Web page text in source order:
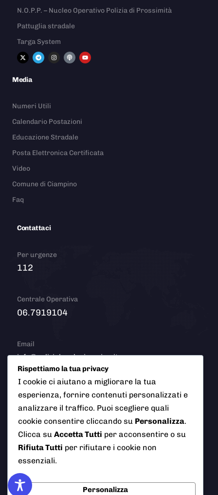
N.O.P.P. – Nucleo Operativo Polizia di Prossimità
Pattuglia stradale
Targa System
Media
Numeri Utili
Calendario Postazioni
Educazione Stradale
Posta Elettronica Certificata
Video
Comune di Ciampino
Faq
Contattaci
Per urgenze
112
Centrale Operativa
06.7919104
Email
info@polizialocaleciampino.it
© 2026 Polizia Locale del Comune di Ciampino (Roma). Tutti
AI Info
Cookie Policy
Rispettiamo la tua privacy
I cookie ci aiutano a migliorare la tua
esperienza, fornire contenuti personalizzati e
analizzare il traffico. Puoi scegliere quali
cookie consentire cliccando su Personalizza.
Clicca su Accetta Tutti per acconsentire o su
Rifiuta Tutti per rifiutare i cookie non
essenziali.
Personalizza